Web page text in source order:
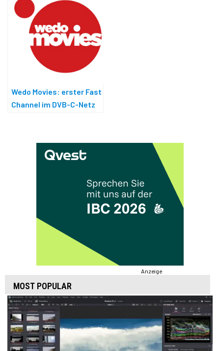
Wedo Movies: erster Fast
Channel im DVB-C-Netz
Anzeige
MOST POPULAR